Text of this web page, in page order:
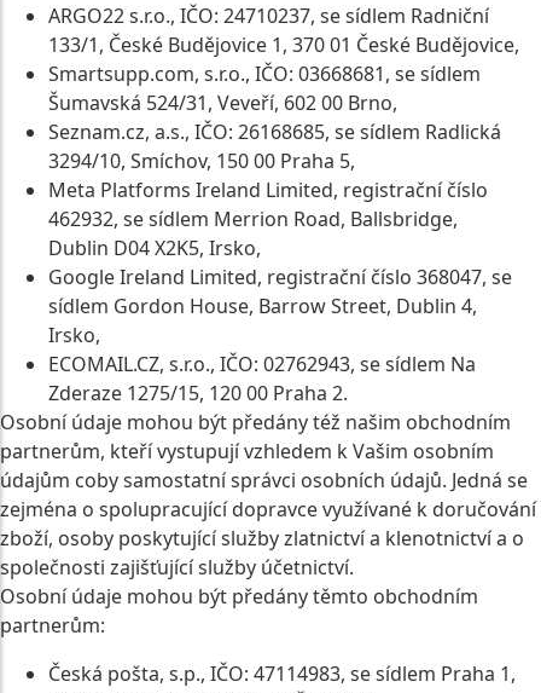
ARGO22 s.r.o., IČO: 24710237, se sídlem Radniční
133/1, České Budějovice 1, 370 01 České Budějovice,
Smartsupp.com, s.r.o., IČO: 03668681, se sídlem
Šumavská 524/31, Veveří, 602 00 Brno,
Seznam.cz, a.s., IČO: 26168685, se sídlem Radlická
3294/10, Smíchov, 150 00 Praha 5,
Meta Platforms Ireland Limited, registrační číslo
462932, se sídlem Merrion Road, Ballsbridge,
Dublin D04 X2K5, Irsko,
Google Ireland Limited, registrační číslo 368047, se
sídlem Gordon House, Barrow Street, Dublin 4,
Irsko,
ECOMAIL.CZ, s.r.o., IČO: 02762943, se sídlem Na
Zderaze 1275/15, 120 00 Praha 2.
Osobní údaje mohou být předány též našim obchodním
partnerům, kteří vystupují vzhledem k Vašim osobním
údajům coby samostatní správci osobních údajů. Jedná se
zejména o spolupracující dopravce využívané k doručování
zboží, osoby poskytující služby zlatnictví a klenotnictví a o
společnosti zajišťující služby účetnictví.
Osobní údaje mohou být předány těmto obchodním
partnerům:
Česká pošta, s.p., IČO: 47114983, se sídlem Praha 1,